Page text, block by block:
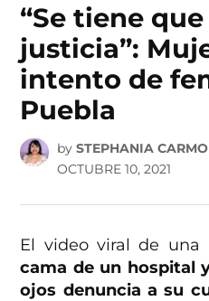
“Se tiene
justicia”:
intento de
Puebla
by STEPHANIA
OCTUBRE 10, 2021
El video viral de una
cama de un hospital
ojos denuncia a su